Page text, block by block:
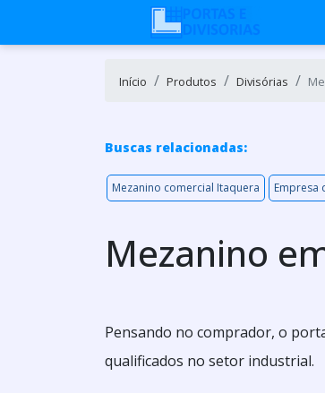
Início Produtos Divisórias
Buscas relacionadas:
Mezanino comercial Itaquera Empresa
Mezanino
Pensando no comprador, o
qualificados no setor industrial.